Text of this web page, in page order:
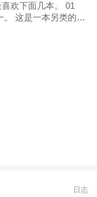
欢下面几本。 01
气的话都不说。就
日志